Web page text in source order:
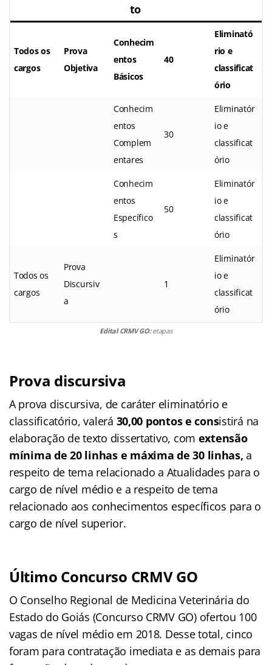
to
Todos os
cargos
Prova
Objetiva
Conhecim
entos
Básicos
40
Eliminató
rio e
classificat
ório
Conhecim
entos
Complem
entares
30
Eliminatór
io e
classificat
ório
Conhecim
entos
Específico
s
50
Eliminatór
io e
classificat
ório
Todos os
cargos
Prova
Discursiv
a
1
Eliminatór
io e
classificat
ório
Edital CRMV GO:etapas
Prova discursiva
A prova discursiva, de caráter eliminatório e
classificatório, valerá 30,00 pontos e consistirá na
elaboração de texto dissertativo, com extensão
mínima de 20 linhas e máxima de 30 linhas, a
respeito de tema relacionado a Atualidades para o
cargo de nível médio e a respeito de tema
relacionado aos conhecimentos específicos para o
cargo de nível superior.
Último Concurso CRMV GO
O Conselho Regional de Medicina Veterinária do
Estado do Goiás (Concurso CRMV GO) ofertou 100
vagas de nível médio em 2018. Desse total, cinco
foram para contratação imediata e as demais para